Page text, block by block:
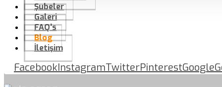
Şubeler
Galeri
FAQ’s
Blog
İletişim
FacebookInstagramTwitterPinterestGoogle